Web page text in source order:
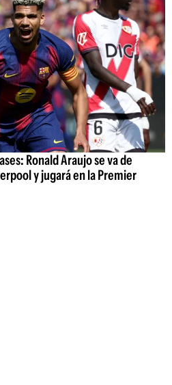
Ronald Araujo se va de
y jugará en la Premier